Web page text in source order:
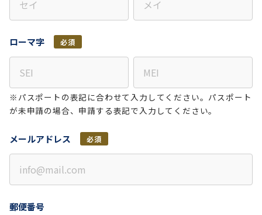
ローマ字 必須
※パスポートの表記に合わせて入力してください。パスポート
が未申請の場合、申請する表記で入力してください。
メールアドレス 必須
郵便番号